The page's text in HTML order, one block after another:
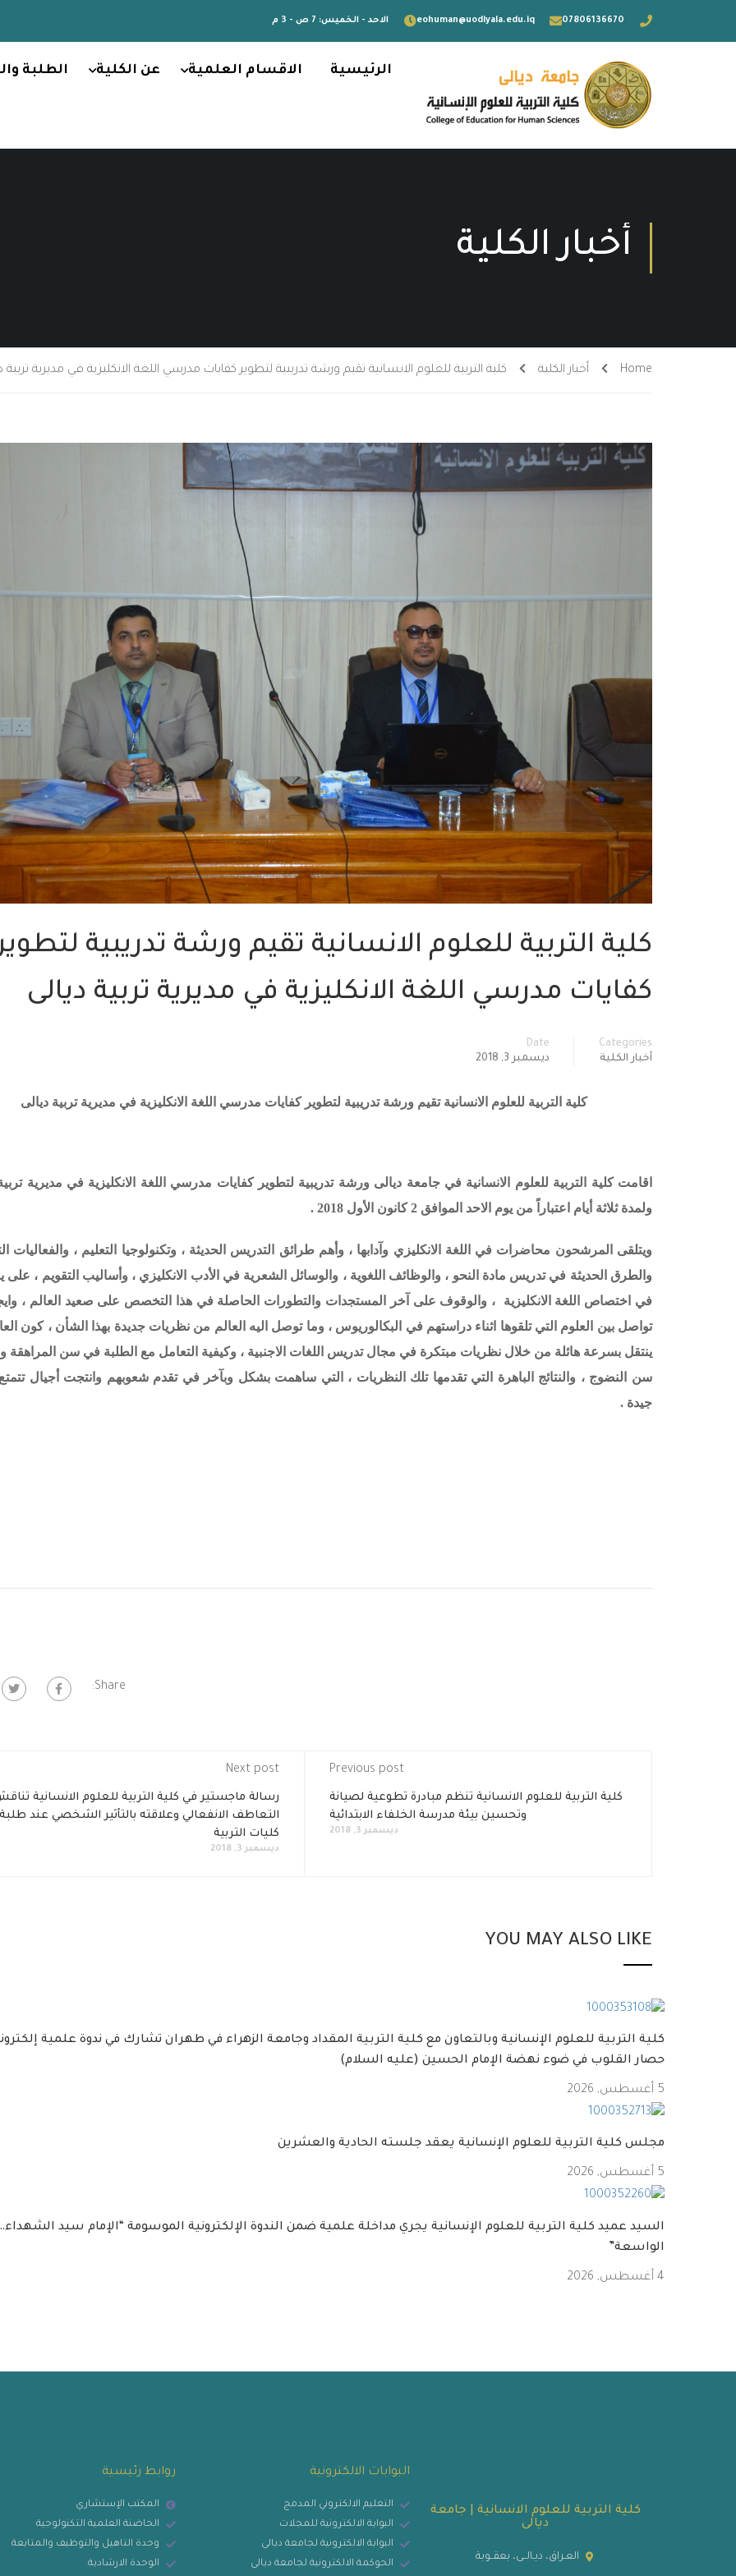
07806136670
eohuman@uodiyala.edu.iq الاحد - الخميس: 7 ص - 3 م
الرئيسية الاقسام العلمية عن الكلية الطلبة
أخبار الكلية
Home أخبار الكلية كلية التربية للعلوم الانسانية تقيم ورشة تدريبية لتطوير كفايات مدرسي اللغة الانكليزية في مديرية تربية
كلية التربية للعلوم الانسانية تقيم ورشة تدريبية
كفايات مدرسي اللغة الانكليزية في مديرية تربية ديالى
Categories
أخبار الكلية
Date
ديسمبر 3, 2018
كلية التربية للعلوم الانسانية تقيم ورشة تدريبية لتطوير كفايات مدرسي اللغة الانكليزية في مديرية تربية ديالى
اقامت كلية التربية للعلوم الانسانية في جامعة ديالى ورشة تدريبية لتطوير كفايات مدرسي اللغة الانكليزية في مديرية
ولمدة ثلاثة أيام اعتباراً من يوم الاحد الموافق 2 كانون الأول 2018 .
ويتلقى المرشحون محاضرات في اللغة الانكليزي وآدابها ، وأهم طرائق التدريس الحديثة ، وتكنولوجيا التعليم ، والفعاليات
والطرق الحديثة في تدريس مادة النحو ، والوظائف اللغوية ، والوسائل الشعرية في الأدب الانكليزي ، وأساليب التقويم ، على
في اختصاص اللغة الانكليزية ، والوقوف على آخر المستجدات والتطورات الحاصلة في هذا التخصص على صعيد العالم ،
تواصل بين العلوم التي تلقوها اثناء دراستهم في البكالوريوس ، وما توصل اليه العالم من نظريات جديدة بهذا الشأن ، كون
ينتقل بسرعة هائلة من خلال نظريات مبتكرة في مجال تدريس اللغات الاجنبية ، وكيفية التعامل مع الطلبة في سن
سن النضوج ، والنتائج الباهرة التي تقدمها تلك النظريات ، التي ساهمت بشكل وبآخر في تقدم شعوبهم وانتجت أجيال
جيدة .
Share:
Previous post
كلية التربية للعلوم الانسانية تنظم مبادرة تطوعية لصيانة
وتحسين بيئة مدرسة الخلفاء الابتدائية
ديسمبر 3, 2018
Next post
رسالة ماجستير في كلية التربية للعلوم الانسانية
التعاطف الانفعالي وعلاقته بالتأثير الشخصي عند طلبة
كليات التربية
ديسمبر 3, 2018
YOU MAY ALSO LIKE
كلية التربية للعلوم الإنسانية وبالتعاون مع كلية التربية المقداد وجامعة الزهراء في طهران تشارك في ندوة علمية
حصار القلوب في ضوء نهضة الإمام الحسين (عليه السلام)
5 أغسطس, 2026
مجلس كلية التربية للعلوم الإنسانية يعقد جلسته الحادية والعشرين
5 أغسطس, 2026
السيد عميد كلية التربية للعلوم الإنسانية يجري مداخلة علمية ضمن الندوة الإلكترونية الموسومة “الإمام سيد
الواسعة”
4 أغسطس, 2026
كلية التربية للعلوم الانسانية | جامعة
ديالى
العـراق، ديـالــى، بعقــوبة
البوابات الالكترونية
التعليم الالكتروني المدمج
البوابة الالكترونية للمجلات
البوابة الالكترونية لجامعة ديالى
الحوكمة الالكترونية لجامعة ديالى
روابط رئيسية
المكتب الإستشاري
الحاضنة العلمية التكنولوجية
وحدة التاهيل والتوظيف والمتابعة
الوحدة الارشادية